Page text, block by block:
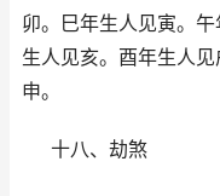
卯。巳年生人见寅。
生人见亥。酉年生人
申。
十八、劫煞